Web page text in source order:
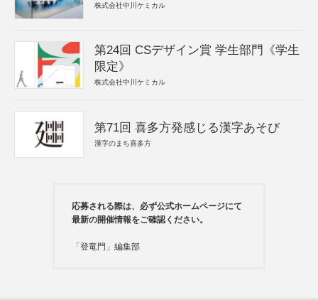
株式会社中川ケミカル
第24回 CSデザイン賞 学生部門《学生
限定》
株式会社中川ケミカル
第71回 喜多方発感じる漢字あそび
漢字のまち喜多方
応募される際は、必ず公式ホームページにて
最新の開催情報をご確認ください。
「登竜門」編集部